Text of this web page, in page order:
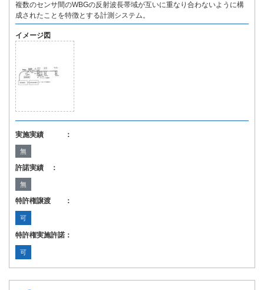
複数のセンサ間のWBGの反射波長帯域が互いに重なり合わないように構
成されたことを特徴とする計測システム。
イメージ図
実施実績 ：
無
許諾実績 ：
無
特許権譲渡 ：
可
特許権実施許諾：
可